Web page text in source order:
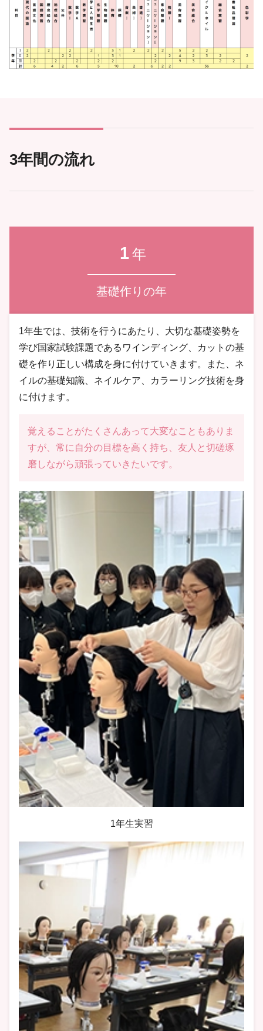
3年間の流れ
1年
基礎作りの年
1年生では、技術を行うにあたり、大切な基礎姿勢を
学び国家試験課題であるワインディング、カットの基
礎を作り正しい構成を身に付けていきます。また、ネ
イルの基礎知識、ネイルケア、カラーリング技術を身
に付けます。
覚えることがたくさんあって大変なこともありま
すが、常に自分の目標を高く持ち、友人と切磋琢
磨しながら頑張っていきたいです。
1年生実習